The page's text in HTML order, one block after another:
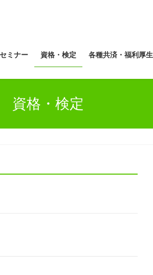
ミナー 資格・検定 各種共済・福利厚生
資格・検定